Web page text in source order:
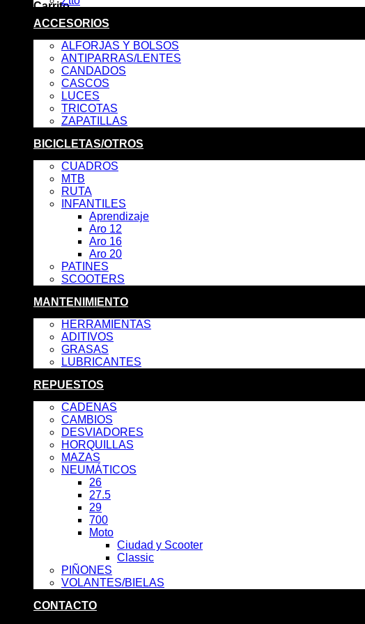
Carrito
ACCESORIOS
ALFORJAS Y BOLSOS
ANTIPARRAS/LENTES
CANDADOS
CASCOS
LUCES
TRICOTAS
ZAPATILLAS
BICICLETAS/OTROS
CUADROS
MTB
RUTA
INFANTILES
Aprendizaje
Aro 12
Aro 16
Aro 20
PATINES
SCOOTERS
MANTENIMIENTO
HERRAMIENTAS
ADITIVOS
GRASAS
LUBRICANTES
REPUESTOS
CADENAS
CAMBIOS
DESVIADORES
HORQUILLAS
MAZAS
NEUMÁTICOS
26
27.5
29
700
Moto
Ciudad y Scooter
Classic
PIÑONES
VOLANTES/BIELAS
CONTACTO